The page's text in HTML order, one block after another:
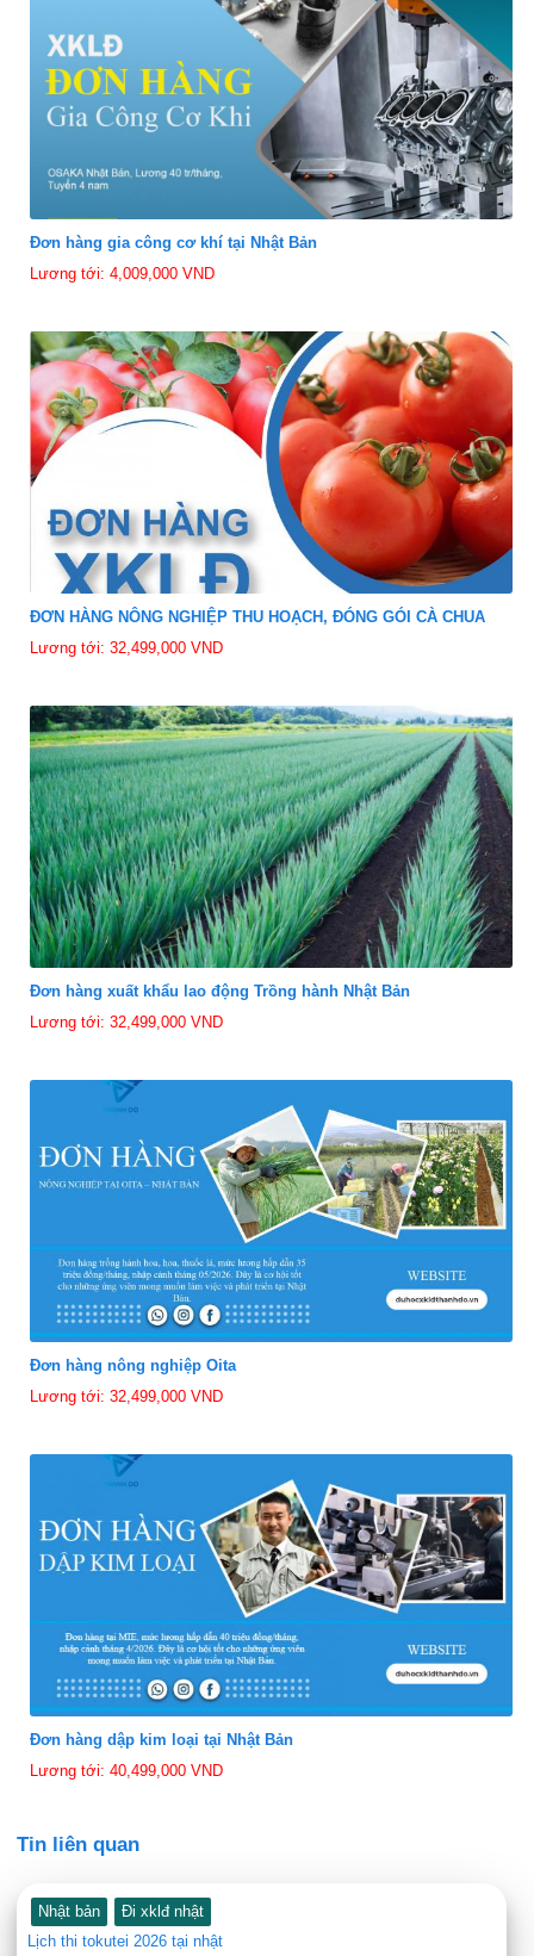
Đơn hàng gia công cơ khí tại Nhật Bản
Lương tới: 4,009,000 VND
ĐƠN HÀNG NÔNG NGHIỆP THU HOẠCH, ĐÓNG GÓI CÀ CHUA
Lương tới: 32,499,000 VND
Đơn hàng xuất khẩu lao động Trồng hành Nhật Bản
Lương tới: 32,499,000 VND
Đơn hàng nông nghiệp Oita
Lương tới: 32,499,000 VND
Đơn hàng dập kim loại tại Nhật Bản
Lương tới: 40,499,000 VND
Tin liên quan
Nhật bản
Đi xklđ nhật
Lịch thi tokutei 2026 tại nhật